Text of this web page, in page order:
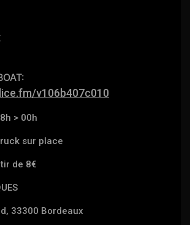
v106b407c010
> 00h
sur place
de 8€
33300 Bordeaux